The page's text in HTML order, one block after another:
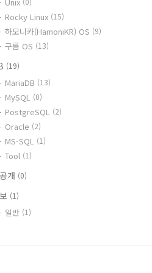
Rocky Linux (15)
하모니카(HamoniKR) OS (9)
구름 OS (13)
(19)
MariaDB (13)
MySQL (0)
PostgreSQL (2)
Oracle (2)
MS-SQL (1)
Tool (1)
개 (0)
(1)
일반 (1)